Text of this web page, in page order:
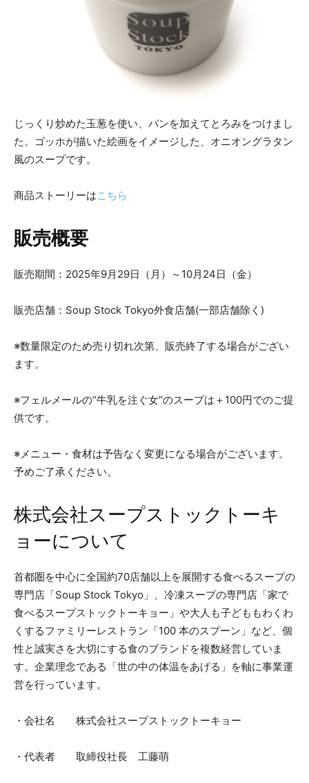
じっくり炒めた玉葱を使い、パンを加えてとろみをつけまし
た。ゴッホが描いた絵画をイメージした、オニオングラタン
風のスープです。
商品ストーリーはこちら
販売概要
販売期間：2025年9月29日（月）～10月24日（金）
販売店舗：Soup Stock Tokyo外食店舗(一部店舗除く)
※数量限定のため売り切れ次第、販売終了する場合がござい
ます。
※フェルメールの“牛乳を注ぐ女”のスープは＋100円でのご提
供です。
※メニュー・食材は予告なく変更になる場合がございます。
予めご了承ください。
株式会社スープストックトーキ
ョーについて
首都圏を中心に全国約70店舗以上を展開する食べるスープの
専門店「Soup Stock Tokyo」、冷凍スープの専門店「家で
食べるスープストックトーキョー」や大人も子どももわくわ
くするファミリーレストラン「100 本のスプーン」など、個
性と誠実さを大切にする食のブランドを複数経営していま
す。企業理念である「世の中の体温をあげる」を軸に事業運
営を行っています。
・会社名 株式会社スープストックトーキョー
・代表者 取締役社長 工藤萌